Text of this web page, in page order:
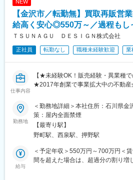
◆報告・連絡・相談・確認が徹底さ
ンが活発
■働き方：
・平均有休取得8.16日（2024年実績
・残業20ｈ
・アポイント・現地調査（お客様の
・見積・提案（最適なリフォームプ
・受注・契約（工事開始までサポー
す◎）
・飛び込み営業はなし！お客様はす
■組織構成：
リノベーション営業事業部：3名在
◆20代・30代が中心の若く活気ある
◆報告・連絡・相談・確認が徹底さ
ンが活発
NEW
【金沢市／転勤無】買取再販営
給高く安心◎550万～／過程も
ＴＳＵＮＡＧＵ ＤＥＳＩＧＮ株式会社
正社員 転勤なし 職種未経験歓迎 業
仕事内容
【★未経験OK！販売経験・異業種
★2017年創業で事業拡大中の不動
金沢市を中心に不動産売買・買取再
関わる幅広いサービスを提供する当
せします！
■採用背景：
新規事業の立ち上げや新規出店計画
勤務地
＜勤務地詳細＞本社住所：石川県
策：屋内全面禁煙
【最寄り駅】
野町駅、西泉駅、押野駅
給与
＜予定年収＞550万円～700万円＜
間を超えた場合は、超過分の割り増